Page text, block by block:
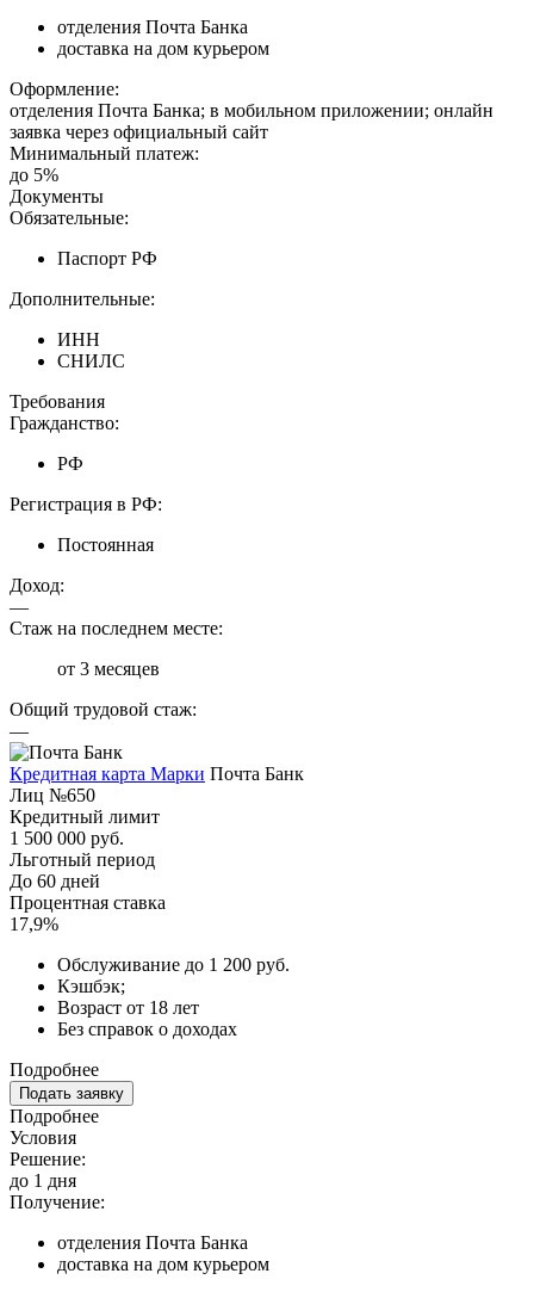
отделения Почта Банка
доставка на дом курьером
Оформление:
отделения Почта Банка; в мобильном приложении; онлайн
заявка через официальный сайт
Минимальный платеж:
до 5%
Документы
Обязательные:
Паспорт РФ
Дополнительные:
ИНН
СНИЛС
Требования
Гражданство:
РФ
Регистрация в РФ:
Постоянная
Доход:
—
Стаж на последнем месте:
от 3 месяцев
Общий трудовой стаж:
—
Кредитная карта Марки Почта Банк
Лиц №650
Кредитный лимит
1 500 000 руб.
Льготный период
До 60 дней
Процентная ставка
17,9%
Обслуживание до 1 200 руб.
Кэшбэк;
Возраст от 18 лет
Без справок о доходах
Подробнее
Подать заявку
Подробнее
Условия
Решение:
до 1 дня
Получение:
отделения Почта Банка
доставка на дом курьером